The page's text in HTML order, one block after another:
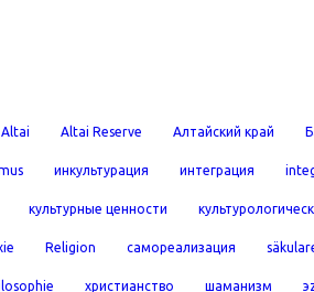
Altai Altai Reserve Алтайский край
инкультурация интеграция
культурные ценности
Religion самореализация
христианство шаманизм